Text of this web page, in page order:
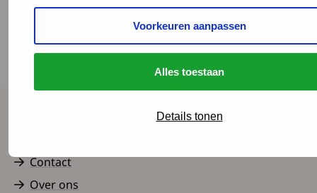
Voorkeuren aanpassen
Alles toestaan
Details tonen
Terug naar het overzicht
Contact
Over ons